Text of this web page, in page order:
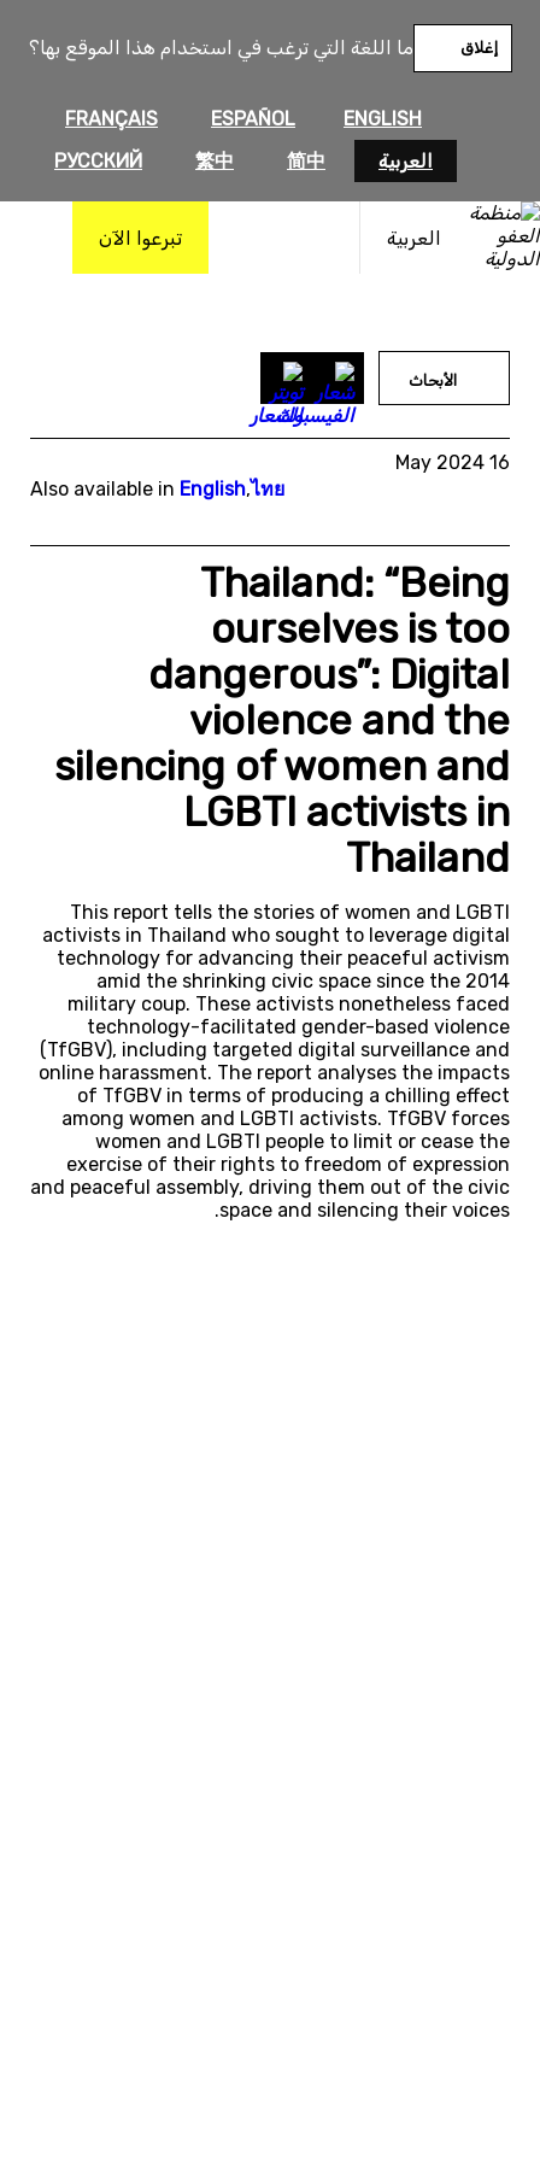
ما اللغة التي ترغب في استخدام هذا الموقع بها؟
ENGLISH
ESPAÑOL
FRANÇAIS
العربية
简中
繁中
РУССКИЙ
إغلاق
العربية تبرعوا الآن
المحتوى
الأبحاث
16 May 2024
Also available in English,ไทย
Thailand: “Being
ourselves is too
dangerous”: Digital
violence and the
silencing of women and
LGBTI activists in
Thailand
This report tells the stories of women and LGBTI
activists in Thailand who sought to leverage digital
technology for advancing their peaceful activism
amid the shrinking civic space since the 2014
military coup. These activists nonetheless faced
technology-facilitated gender-based violence
(TfGBV), including targeted digital surveillance and
online harassment. The report analyses the impacts
of TfGBV in terms of producing a chilling effect
among women and LGBTI activists. TfGBV forces
women and LGBTI people to limit or cease the
exercise of their rights to freedom of expression
and peaceful assembly, driving them out of the civic
space and silencing their voices.